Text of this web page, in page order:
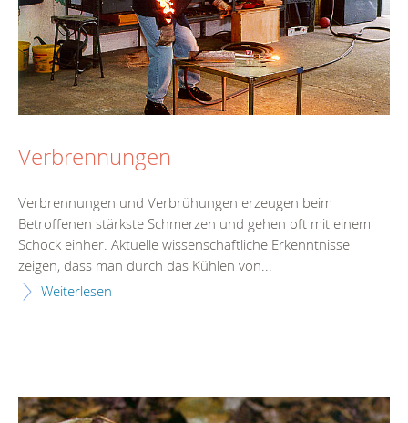
Verbrennungen
Verbrennungen und Verbrühungen erzeugen beim
Betroffenen stärkste Schmerzen und gehen oft mit einem
Schock einher. Aktuelle wissenschaftliche Erkenntnisse
zeigen, dass man durch das Kühlen von...
Weiterlesen